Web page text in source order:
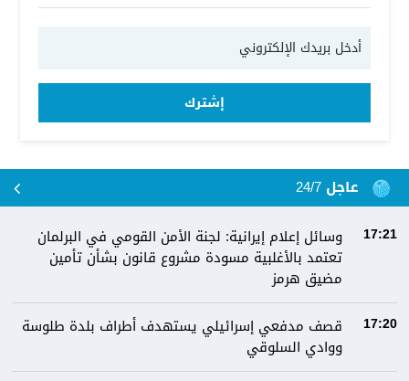
إشترك
عاجل 24/7
17:21
وسائل إعلام إيرانية: لجنة الأمن القومي في البرلمان
تعتمد بالأغلبية مسودة مشروع قانون بشأن تأمين
مضيق هرمز
17:20
قصف مدفعي إسرائيلي يستهدف أطراف بلدة طلوسة
ووادي السلوقي